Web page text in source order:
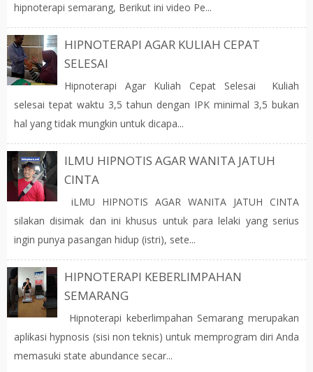
hipnoterapi semarang, Berikut ini video Pe...
HIPNOTERAPI AGAR KULIAH CEPAT
SELESAI
Hipnoterapi Agar Kuliah Cepat Selesai Kuliah
selesai tepat waktu 3,5 tahun dengan IPK minimal 3,5 bukan
hal yang tidak mungkin untuk dicapa...
ILMU HIPNOTIS AGAR WANITA JATUH
CINTA
iLMU HIPNOTIS AGAR WANITA JATUH CINTA
silakan disimak dan ini khusus untuk para lelaki yang serius
ingin punya pasangan hidup (istri), sete...
HIPNOTERAPI KEBERLIMPAHAN
SEMARANG
Hipnoterapi keberlimpahan Semarang merupakan
aplikasi hypnosis (sisi non teknis) untuk memprogram diri Anda
memasuki state abundance secar...